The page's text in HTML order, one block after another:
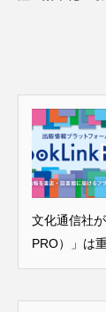
文化通信社
PRO）」は